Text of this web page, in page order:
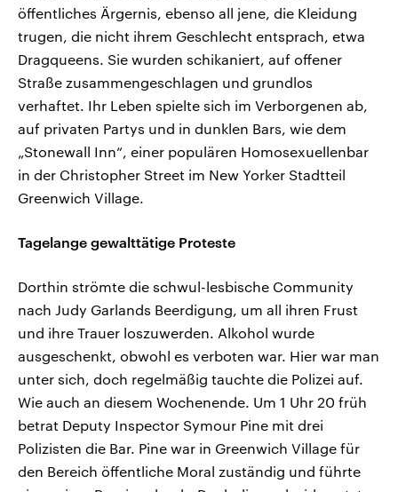
öffentliches Ärgernis, ebenso all jene, die Kleidung
trugen, die nicht ihrem Geschlecht entsprach, etwa
Dragqueens. Sie wurden schikaniert, auf offener
Straße zusammengeschlagen und grundlos
verhaftet. Ihr Leben spielte sich im Verborgenen ab,
auf privaten Partys und in dunklen Bars, wie dem
„Stonewall Inn“, einer populären Homosexuellenbar
in der Christopher Street im New Yorker Stadtteil
Greenwich Village.
Tagelange gewalttätige Proteste
Dorthin strömte die schwul-lesbische Community
nach Judy Garlands Beerdigung, um all ihren Frust
und ihre Trauer loszuwerden. Alkohol wurde
ausgeschenkt, obwohl es verboten war. Hier war man
unter sich, doch regelmäßig tauchte die Polizei auf.
Wie auch an diesem Wochenende. Um 1 Uhr 20 früh
betrat Deputy Inspector Symour Pine mit drei
Polizisten die Bar. Pine war in Greenwich Village für
den Bereich öffentliche Moral zuständig und führte